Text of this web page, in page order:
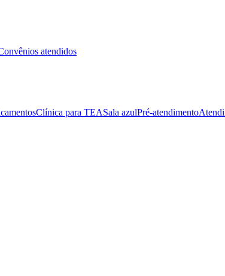
atendidos
Clínica para TEASala azulPré-atendimento